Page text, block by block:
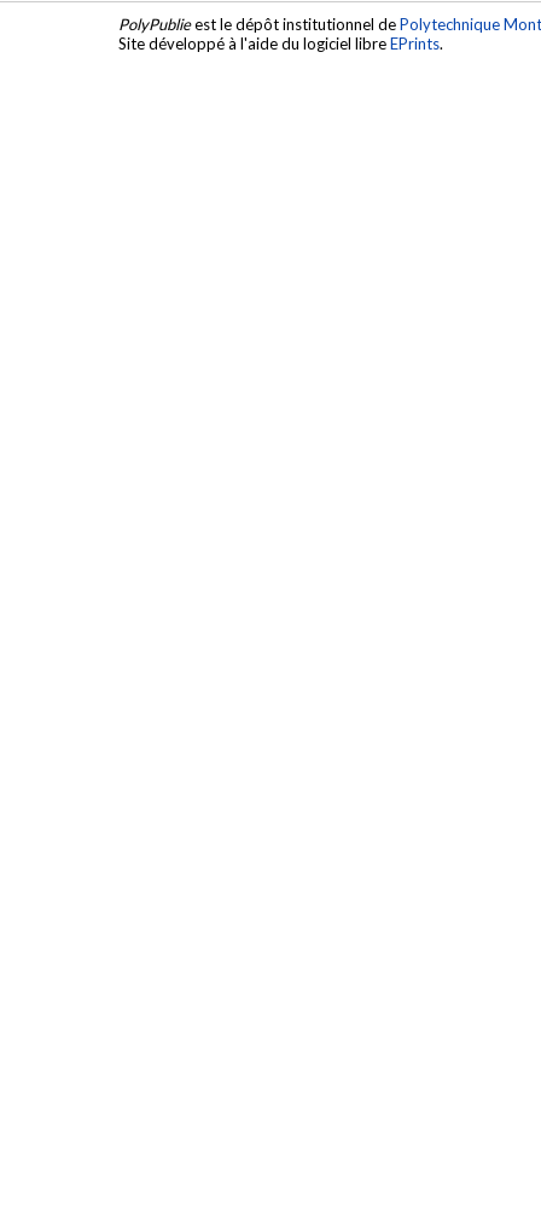
PolyPublieest le dépôt institutionnel dePolytechnique
Site développé à l'aide du logiciel libreEPrints.